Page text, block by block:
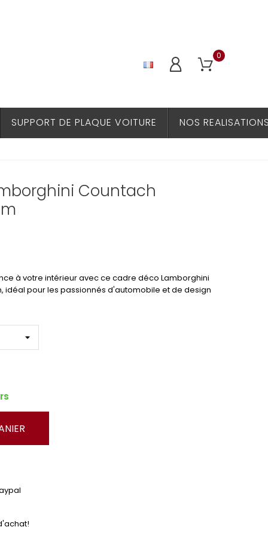
0
SUPPORT DE PLAQUE VOITURE NOS
Countach
à votre intérieur avec ce cadre déco Lamborghini
idéal pour les passionnés d'automobile et de design